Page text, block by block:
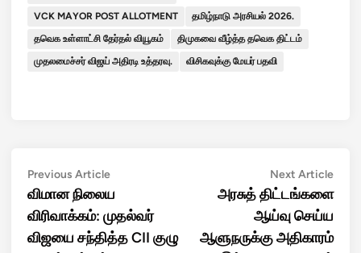
VCK MAYOR POST ALLOTMENT
தமிழ்நாடு அரசியல் 2026.
தவெக உள்ளாட்சி தேர்தல் வியூகம்
திமுகவை வீழ்த்த தவெக திட்டம்
முதலமைச்சர் விஜய் அதிரடி உத்தரவு.
விசிகவுக்கு மேயர் பதவி
Post
navigation
Previous ArticlePrevious
article:
விமான நிலைய
விரிவாக்கம்: முதல்வர்
விஜயை சந்தித்த CII குழு
Next ArticleNext
அரசுத் திட்டங்களை
ஆய்வு செய்ய
ஆளுநருக்கு அதிகாரம்